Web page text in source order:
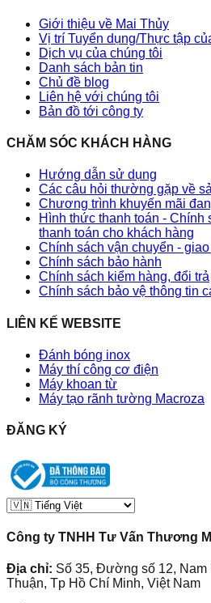
Giới thiệu về Mai Thủy
Vị trí Tuyển dụng/Thực tập
Dịch vụ của chúng tôi
Danh sách bản tin
Chủ đề blog
Liên hệ với chúng tôi
Bản đồ tới công ty
CHĂM SÓC KHÁCH HÀNG
Hướng dẫn sử dụng
Các câu hỏi thường gặp về
Chương trình khuyến mãi
Hình thức thanh toán - Chính
thanh toán cho khách hàng
Chính sách vận chuyển -
Chính sách bảo hành
Chính sách kiểm hàng, đổi trả
Chính sách bảo vệ thông tin
LIÊN KẾ WEBSITE
Đánh bóng inox
Máy thí công cơ điện
Máy khoan từ
Máy tạo rãnh tường Macroza
ĐĂNG KÝ
Công ty TNHH Tư Vấn Thương
Địa chỉ: Số 35, Đường số 12,
Thuận, Tp Hồ Chí Minh, Việt Nam